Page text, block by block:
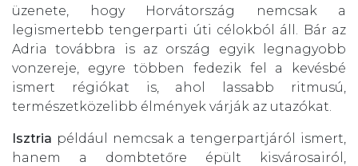
üzenete, hogy Horvátország nemcsak a
legismertebb tengerparti úti célokból áll. Bár az
Adria továbbra is az ország egyik legnagyobb
vonzereje, egyre többen fedezik fel a kevésbé
ismert régiókat is, ahol lassabb ritmusú,
természetközelibb élmények várják az utazókat.
Isztria például nemcsak a tengerpartjáról ismert,
hanem a dombtetőre épült kisvárosairól,